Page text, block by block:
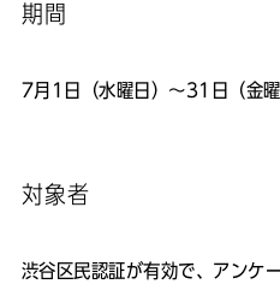
期間
7月1日（水曜日）～31日（金曜
対象者
渋谷区民認証が有効で、アンケ